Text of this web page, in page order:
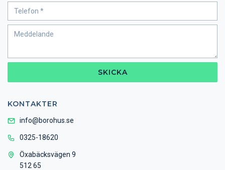
SKICKA
KONTAKTER
info@borohus.se
0325-18620
Öxabäcksvägen 9
512 65